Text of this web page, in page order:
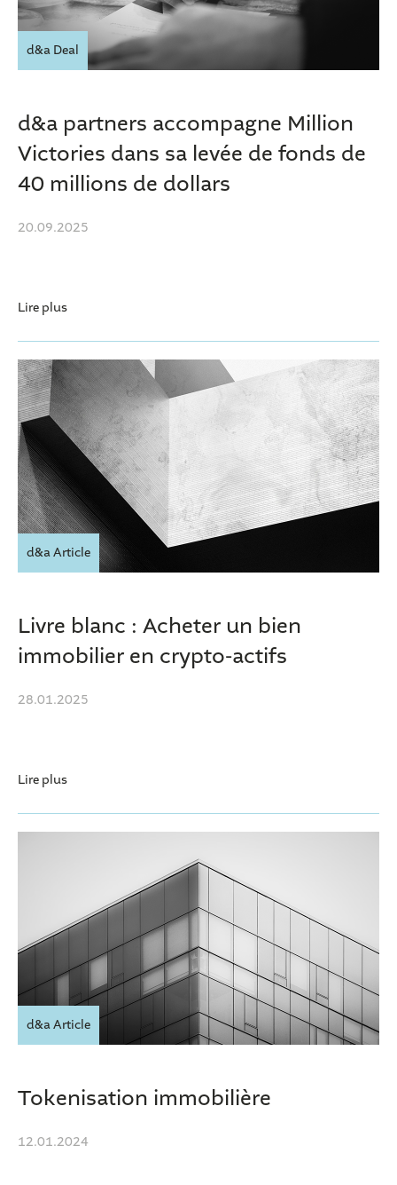
d&a Deal
d&a partners accompagne Million
Victories dans sa levée de fonds de
40 millions de dollars
20.09.2025
Lire plus
d&a Article
Livre blanc : Acheter un bien
immobilier en crypto-actifs
28.01.2025
Lire plus
d&a Article
Tokenisation immobilière
12.01.2024